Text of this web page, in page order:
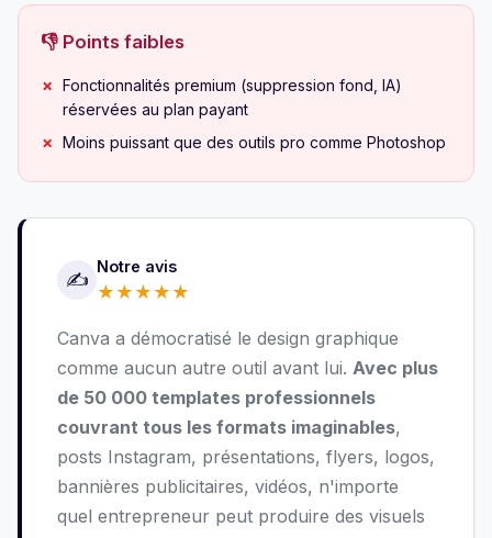
👎 Points faibles
Fonctionnalités premium (suppression fond, IA)
réservées au plan payant
Moins puissant que des outils pro comme Photoshop
✍️
Notre avis
★ ★ ★ ★ ★
Canva a démocratisé le design graphique
comme aucun autre outil avant lui. Avec plus
de 50 000 templates professionnels
couvrant tous les formats imaginables,
posts Instagram, présentations, flyers, logos,
bannières publicitaires, vidéos, n'importe
quel entrepreneur peut produire des visuels